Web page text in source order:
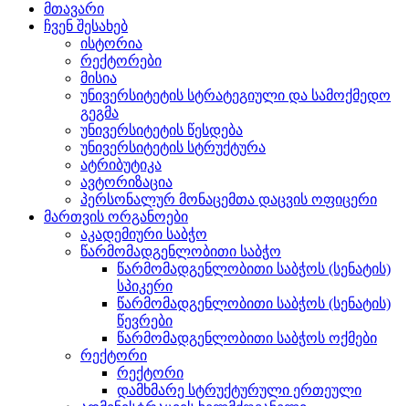
მთავარი
ჩვენ შესახებ
ისტორია
რექტორები
მისია
უნივერსიტეტის სტრატეგიული და სამოქმედო
გეგმა
უნივერსიტეტის წესდება
უნივერსიტეტის სტრუქტურა
ატრიბუტიკა
ავტორიზაცია
პერსონალურ მონაცემთა დაცვის ოფიცერი
მართვის ორგანოები
აკადემიური საბჭო
წარმომადგენლობითი საბჭო
წარმომადგენლობითი საბჭოს (სენატის)
სპიკერი
წარმომადგენლობითი საბჭოს (სენატის)
წევრები
წარმომადგენლობითი საბჭოს ოქმები
რექტორი
რექტორი
დამხმარე სტრუქტურული ერთეული